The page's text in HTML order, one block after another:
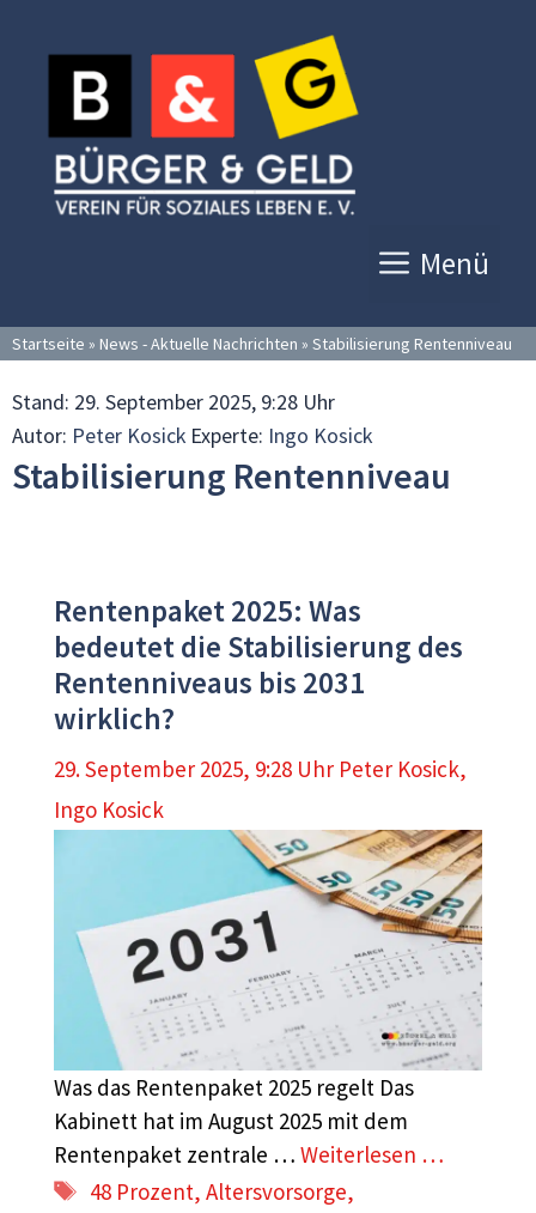
Inhalt
springen
Menü
Startseite » News - Aktuelle Nachrichten » Stabilisierung Rentenniveau
Stand: 29. September 2025, 9:28 Uhr
Autor: Peter Kosick Experte: Ingo Kosick
Stabilisierung Rentenniveau
Rentenpaket 2025: Was
bedeutet die Stabilisierung des
Rentenniveaus bis 2031
wirklich?
29. September 2025, 9:28 Uhr Peter Kosick,
Ingo Kosick
Was das Rentenpaket 2025 regelt Das
Kabinett hat im August 2025 mit dem
Rentenpaket zentrale … Weiterlesen …
Schlagwörter
48 Prozent,Altersvorsorge,